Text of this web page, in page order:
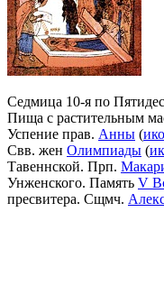
Седмица 10-я по
Пища с растительным
Успение прав. Анны (
Свв. жен Олимпиады (
Тавеннской. Прп.
Унженского. Память V
пресвитера. Сщмч.